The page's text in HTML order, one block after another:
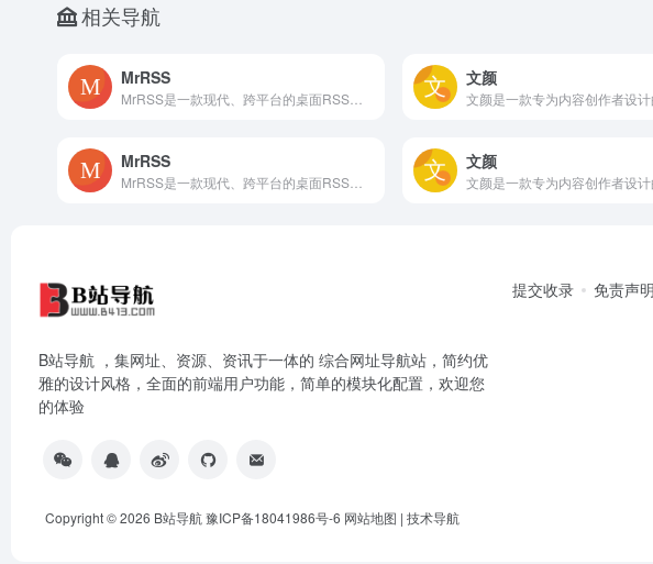
相关导航
MrRSS 文颜
MrRSS 文颜
B站导航 ，集网址、资源、资讯于一体的 综合网址导航站，简约优
雅的设计风格，全面的前端用户功能，简单的模块化配置，欢迎您
的体验
提交收录 免责声明
Copyright © 2026 B站导航豫ICP备18041986号-6 网站地图 | 技术导航